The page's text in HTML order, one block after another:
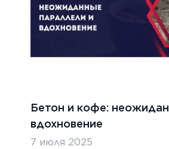
бетонных дорог в
Бетон и кофе:
вдохновение
7 июля 2025